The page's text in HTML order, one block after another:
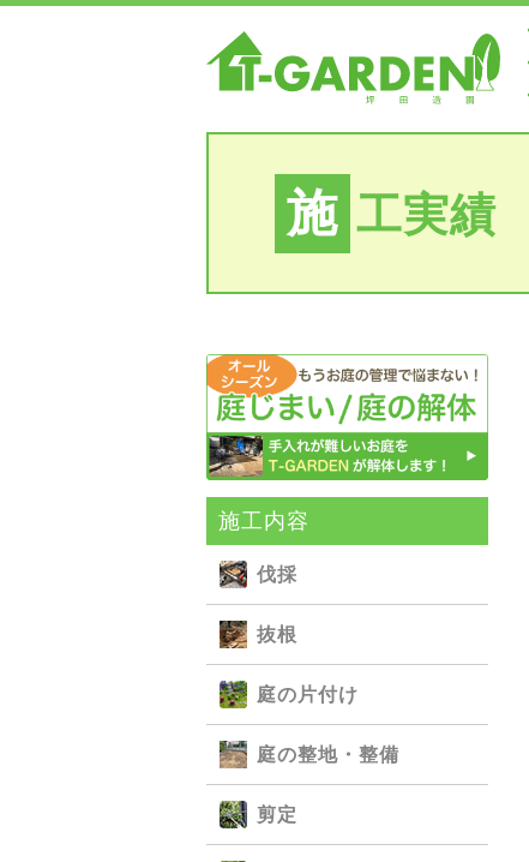
施 工実績
施⼯内容
伐採
抜根
庭の⽚付け
庭の整地・整備
剪定